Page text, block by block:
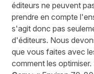
éditeurs ne peuvent
prendre en compte
s'agit donc pas
d'éditeurs. Nous
que vous faites avec
comment les optimiser.